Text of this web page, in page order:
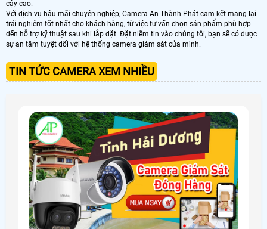
cậy cao.
Với dịch vụ hậu mãi chuyên nghiệp, Camera An Thành Phát cam kết mang lại
trải nghiệm tốt nhất cho khách hàng, từ việc tư vấn chọn sản phẩm phù hợp
đến hỗ trợ kỹ thuật sau khi lắp đặt. Đặt niềm tin vào chúng tôi, bạn sẽ có được
sự an tâm tuyệt đối với hệ thống camera giám sát của mình.
TIN TỨC CAMERA XEM NHIỀU